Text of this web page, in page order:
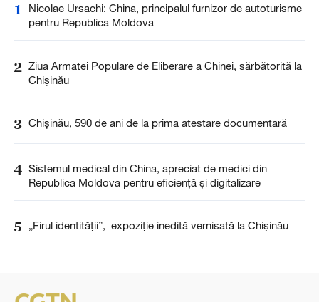
1
Nicolae Ursachi: China, principalul furnizor de autoturisme
pentru Republica Moldova
2 Ziua Armatei Populare de Eliberare a Chinei, sărbătorită la
Chișinău
3 Chișinău, 590 de ani de la prima atestare documentară
4 Sistemul medical din China, apreciat de medici din
Republica Moldova pentru eficiență și digitalizare
5 „Firul identității”, expoziție inedită vernisată la Chișinău